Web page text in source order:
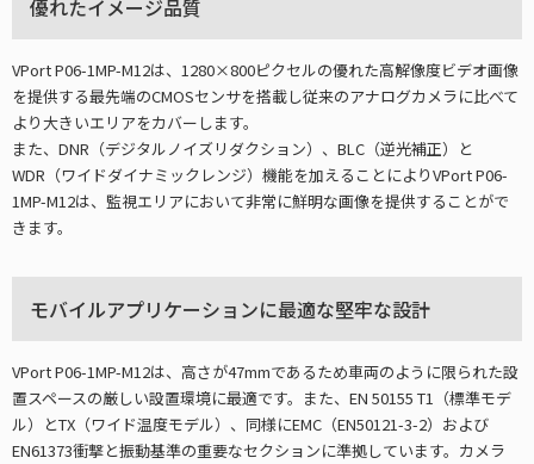
優れたイメージ品質
VPort P06-1MP-M12は、1280×800ピクセルの優れた高解像度ビデオ画像
を提供する最先端のCMOSセンサを搭載し従来のアナログカメラに比べて
より大きいエリアをカバーします。
また、DNR（デジタルノイズリダクション）、BLC（逆光補正）と
WDR（ワイドダイナミックレンジ）機能を加えることによりVPort P06-
1MP-M12は、監視エリアにおいて非常に鮮明な画像を提供することがで
きます。
モバイルアプリケーションに最適な堅牢な設計
VPort P06-1MP-M12は、高さが47mmであるため車両のように限られた設
置スペースの厳しい設置環境に最適です。また、EN 50155 T1（標準モデ
ル）とTX（ワイド温度モデル）、同様にEMC（EN50121-3-2）および
EN61373衝撃と振動基準の重要なセクションに準拠しています。カメラ